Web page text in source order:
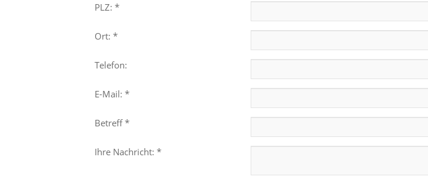
PLZ: *
Ort: *
Telefon:
E-Mail: *
Betreff *
Ihre Nachricht: *